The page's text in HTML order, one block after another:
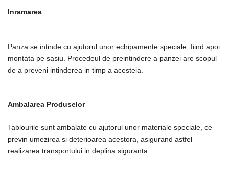
Inramarea
Panza se intinde cu ajutorul unor echipamente speciale, fiind apoi
montata pe sasiu. Procedeul de preintindere a panzei are scopul
de a preveni intinderea in timp a acesteia.
Ambalarea Produselor
Tablourile sunt ambalate cu ajutorul unor materiale speciale, ce
previn umezirea si deterioarea acestora, asigurand astfel
realizarea transportului in deplina siguranta.